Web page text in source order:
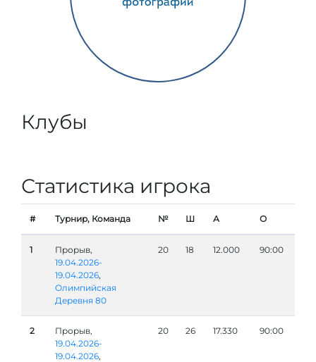
Клубы
Статистика игрока
# Турнир, Команда № Ш А О
1
Прорыв,
19.04.2026-
19.04.2026,
Олимпийская
Деревня 80
20 18 12.000 90:00
2
Прорыв,
19.04.2026-
19.04.2026,
20 26 17.330 90:00